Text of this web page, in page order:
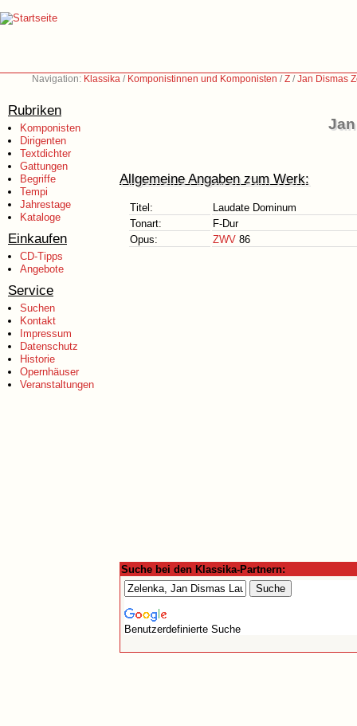
Navigation: Klassika / Komponistinnen und Komponisten /Z /Jan Dismas
Rubriken
Komponisten
Dirigenten
Textdichter
Gattungen
Begriffe
Tempi
Jahrestage
Kataloge
Einkaufen
CD-Tipps
Angebote
Service
Suchen
Kontakt
Impressum
Datenschutz
Historie
Opernhäuser
Veranstaltungen
Allgemeine Angaben zum Werk:
Titel:
Laudate Dominum
Tonart:
F-Dur
Opus:
ZWV 86
Suche bei den Klassika-Partnern:
Benutzerdefinierte Suche